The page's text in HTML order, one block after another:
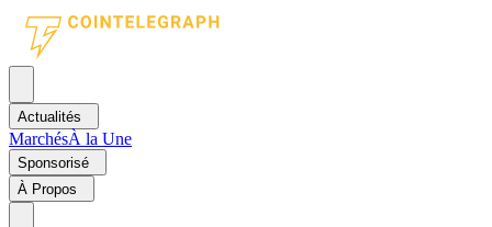
Actualités
MarchésÀ la Une
Sponsorisé
À Propos